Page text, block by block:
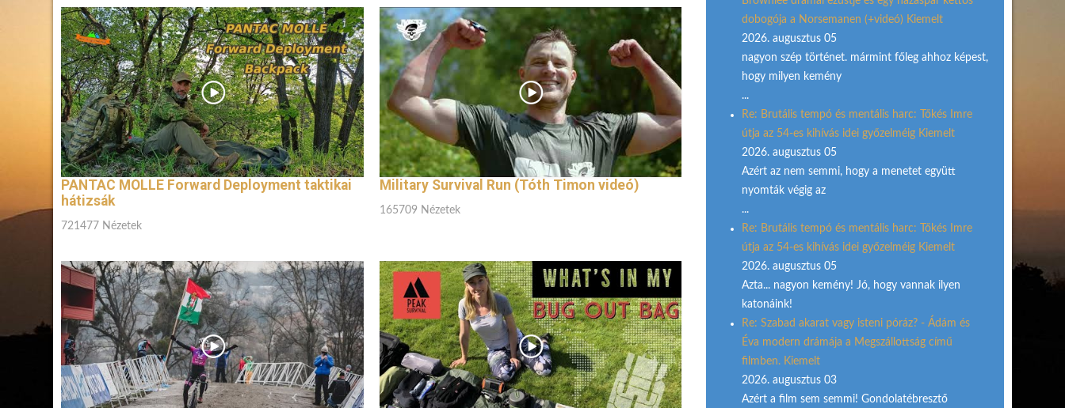
PANTAC MOLLE Forward Deployment taktikai
hátizsák
721477 Nézetek
Military Survival Run (Tóth Timon videó)
165709 Nézetek
dobogója a Norsemanen (+videó) Kiemelt
2026. augusztus 05
nagyon szép történet. mármint főleg ahhoz képest,
hogy milyen kemény
...
Re: Brutális tempó és mentális harc: Tőkés Imre
útja az 54-es kihívás idei győzelméig Kiemelt
2026. augusztus 05
Azért az nem semmi, hogy a menetet együtt
nyomták végig az
...
Re: Brutális tempó és mentális harc: Tőkés Imre
útja az 54-es kihívás idei győzelméig Kiemelt
2026. augusztus 05
Azta... nagyon kemény! Jó, hogy vannak ilyen
katonáink!
Re: Szabad akarat vagy isteni póráz? - Ádám és
Éva modern drámája a Megszállottság című
filmben. Kiemelt
2026. augusztus 03
Azért a film sem semmi! Gondolatébresztő